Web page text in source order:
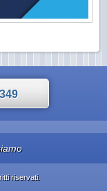
riservati.